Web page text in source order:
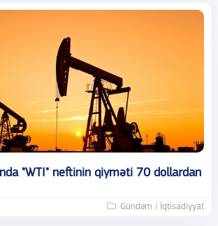
"WTI" neftinin qiyməti 70 dollardan
Gündəm / İqtisadiyyat